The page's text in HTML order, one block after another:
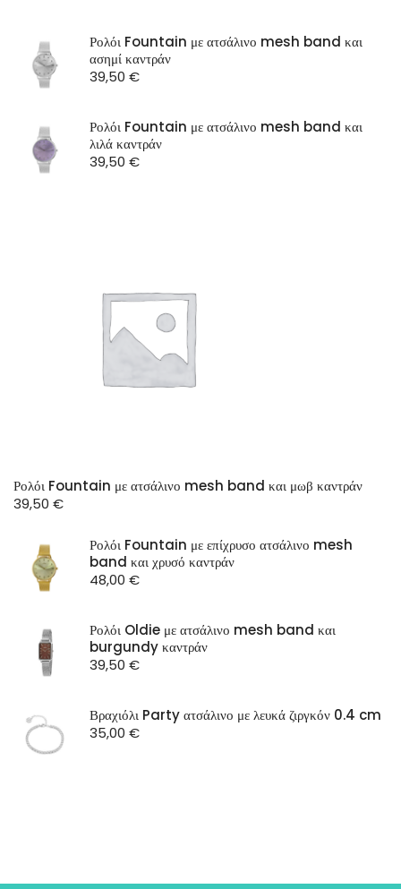
ST Watch
Ρολόι Fountain με ατσάλινο mesh band και
ασημί καντράν
39,50 €
Ρολόι Fountain με ατσάλινο mesh band και
λιλά καντράν
39,50 €
Ρολόι Fountain με ατσάλινο mesh band και μωβ καντράν
39,50 €
Ρολόι Fountain με επίχρυσο ατσάλινο mesh
band και χρυσό καντράν
48,00 €
Ρολόι Oldie με ατσάλινο mesh band και
burgundy καντράν
39,50 €
Βραχιόλι Party ατσάλινο με λευκά ζιργκόν 0.4 cm
35,00 €